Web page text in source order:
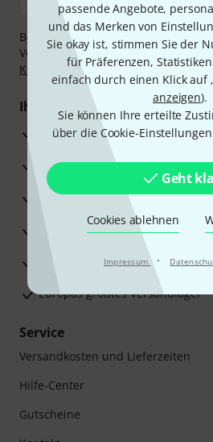
passende Angebote,
und das Merken von
Sie okay ist, stimmen Sie der
für Präferenzen,
einfach durch einen Klick auf
anzeigen).
Sie können Ihre erteilte
über die Cookie-
Geht
Cookies ablehnen
Impressum ·
Bezahlen Sie vertraulich und sicher
Vorkasse, PayPal, Amazon Pay,
Klarna Ratenzahlungoder
Ihre Vorteile
3 Jahre Thomann Garantie
30 Tage Money-Back-Garantie
Reparaturservice
Beratung durch Fachexperten
Zufriedenheitsgarantie
Europas größtes Versandlager
Service
Versandkosten und Lieferzeiten
Hilfe-Center
Gutscheine